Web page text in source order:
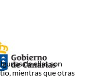
de ellas son
mientras que otras